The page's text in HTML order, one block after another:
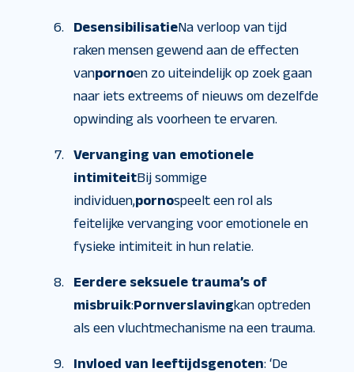
DesensibilisatieNa verloop van tijd
raken mensen gewend aan de effecten
vanpornoen zo uiteindelijk op zoek gaan
naar iets extreems of nieuws om dezelfde
opwinding als voorheen te ervaren.
Vervanging van emotionele
intimiteitBij sommige
individuen,pornospeelt een rol als
feitelijke vervanging voor emotionele en
fysieke intimiteit in hun relatie.
Eerdere seksuele trauma’s of
misbruik:Pornverslavingkan optreden
als een vluchtmechanisme na een trauma.
Invloed van leeftijdsgenoten: ‘De